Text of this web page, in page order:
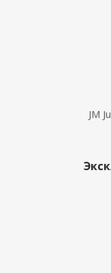
JM